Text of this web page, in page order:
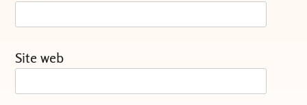
Site web